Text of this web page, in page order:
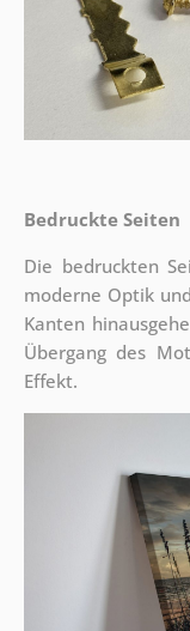
Bedruckte Seiten
Die bedruckten
moderne Optik
Kanten
Übergang des
Effekt.